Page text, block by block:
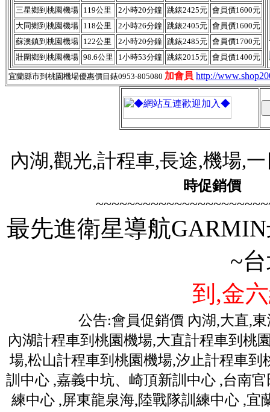
三星鄉到桃園機場 119公里 2小時20分鐘 跳錶2425元 會員價1600元
大同鄉‎到桃園機場 118公里 2小時26分鐘 跳錶2405元 會員價1600元
蘇澳鎮到桃園機場 122公里 2小時20分鐘 跳錶2485元 會員價1700元
壯圍鄉到桃園機場 98.6公里 1小時53分鐘 跳錶2015元 會員價1400元
宜蘭縣市到桃園機場優惠價目錶0953-805080 加會員 http://
內湖,觀光,計程車,長途,機場,
時促銷價
最先進衛星導航
~
到,金
公告:會員促銷價 內湖,大直,
內湖計程車到桃園機場,大直計程車到桃
場,松山計程車到桃園機場,汐止計程車
訓中心 ,嘉義中坑、崎頂新訓中心 ,台南
練中心 ,屏東龍泉海,陸戰隊訓練中心 ,